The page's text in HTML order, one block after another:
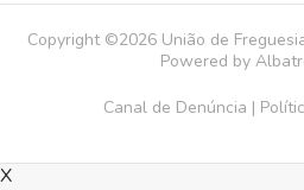
Copyright ©2026 União de
Powered by
Canal de Denúncia |
X